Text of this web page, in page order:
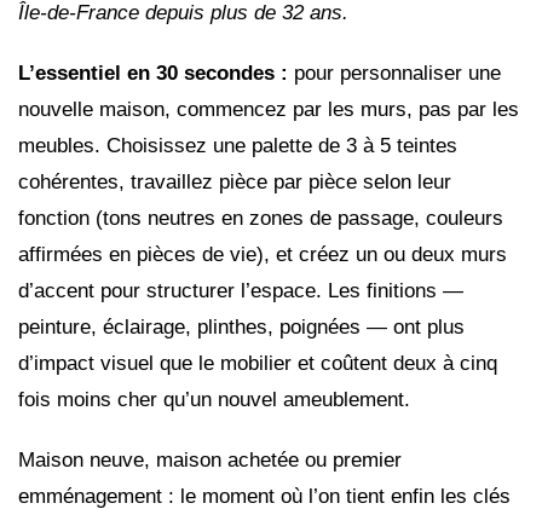
Île-de-France depuis plus de 32 ans.
L’essentiel en 30 secondes : pour personnaliser une
nouvelle maison, commencez par les murs, pas par les
meubles. Choisissez une palette de 3 à 5 teintes
cohérentes, travaillez pièce par pièce selon leur
fonction (tons neutres en zones de passage, couleurs
affirmées en pièces de vie), et créez un ou deux murs
d’accent pour structurer l’espace. Les finitions —
peinture, éclairage, plinthes, poignées — ont plus
d’impact visuel que le mobilier et coûtent deux à cinq
fois moins cher qu’un nouvel ameublement.
Maison neuve, maison achetée ou premier
emménagement : le moment où l’on tient enfin les clés